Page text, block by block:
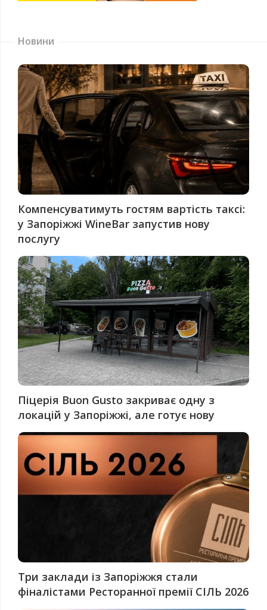
Новини
Компенсуватимуть гостям вартість таксі:
у Запоріжжі WineBar запустив нову
послугу
Піцерія Buon Gusto закриває одну з
локацій у Запоріжжі, але готує нову
Три заклади із Запоріжжя стали
фіналістами Ресторанної премії СІЛЬ 2026